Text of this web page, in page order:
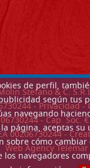
de perfil,
según tus
navegando
página, aceptas su
sobre cómo
navegadores
Stefano & C.
-Privacidad-
- Cap. Soc.
00206730244 -
Web Agency Telemar